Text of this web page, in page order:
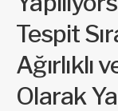
Tespit
Ağırlıklı
Olarak